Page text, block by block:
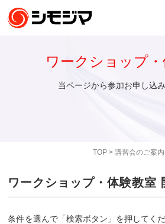
TOP> 講習会のご案内
ワークショップ
当ページから参加お申し込み
ワークショップ・体験教室
条件を選んで「検索ボタン」を押してく